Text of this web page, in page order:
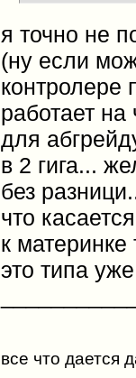
я точно не
(ну если
контролере
работает
для
в 2 гига...
без
что
к материнке
это типа
все что дается